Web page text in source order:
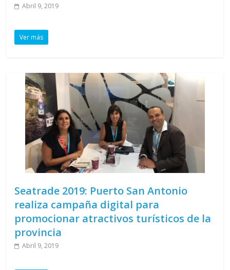
Abril 9, 2019
Ver más
Seatrade 2019: Puerto San Antonio
realiza campaña digital para
promocionar atractivos turísticos de la
provincia
Abril 9, 2019